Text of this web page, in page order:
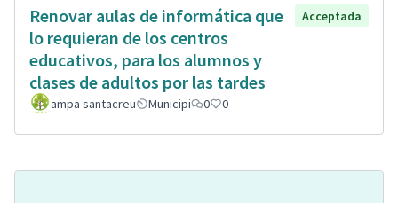
Renovar aulas de informática que
lo requieran de los centros
educativos, para los alumnos y
clases de adultos por las tardes
Acceptada
ampa santacreu Municipi 0 0